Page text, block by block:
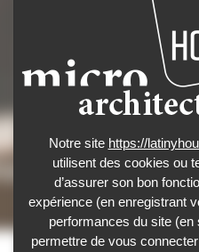
Panneau de gestion des cookies
Notre site https://
utilisent des cookies ou
d’assurer son bon
expérience (en enregistrant
performances du site
permettre de vous